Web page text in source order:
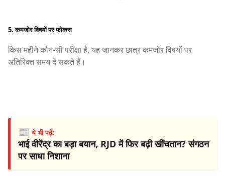
5. कमजोर विषयों पर फोकस
किस महीने कौन-सी परीक्षा है, यह जानकर छात्र कमजोर विषयों पर
अतिरिक्त समय दे सकते हैं।
📰ये भी पढ़ें:
भाई वीरेंद्र का बड़ा बयान, RJD में फिर बढ़ी खींचतान? संगठन
पर साधा निशाना